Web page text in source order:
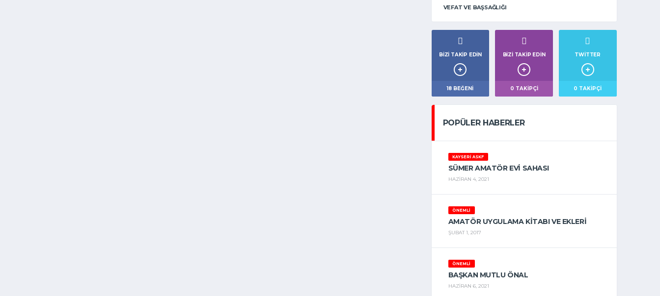
VEFAT VE BAŞSAĞLIĞI
BIZI TAKIP EDIN
18 BEĞENI
BIZI TAKIP EDIN
0 TAKIPÇI
TWITTER
0 TAKIPÇI
POPÜLER HABERLER
KAYSERİ ASKF
SÜMER AMATÖR EVI SAHASI
HAZIRAN 4, 2021
ÖNEMLİ
AMATÖR UYGULAMA KİTABI VE EKLERİ
ŞUBAT 1, 2017
ÖNEMLİ
BAŞKAN MUTLU ÖNAL
HAZIRAN 6, 2021